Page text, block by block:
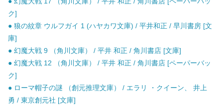
ク]
● 狼の紋章 ウルフガイ 1 (ハヤカワ文庫) / 平井和正 / 早川書房 [文
庫]
● 幻魔大戦 9 （角川文庫） / 平井 和正 / 角川書店 [文庫]
● 幻魔大戦 12 （角川文庫） / 平井 和正 / 角川書店 [ペーパーバッ
ク]
● ローマ帽子の謎 （創元推理文庫） / エラリ ・クイーン、 井上
勇 / 東京創元社 [文庫]